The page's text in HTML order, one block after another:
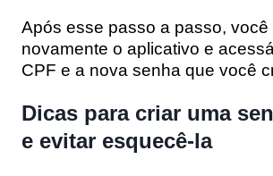
Após esse passo a passo, você
novamente o aplicativo e
CPF e a nova senha que você
Dicas para criar uma
e evitar esquecê-la